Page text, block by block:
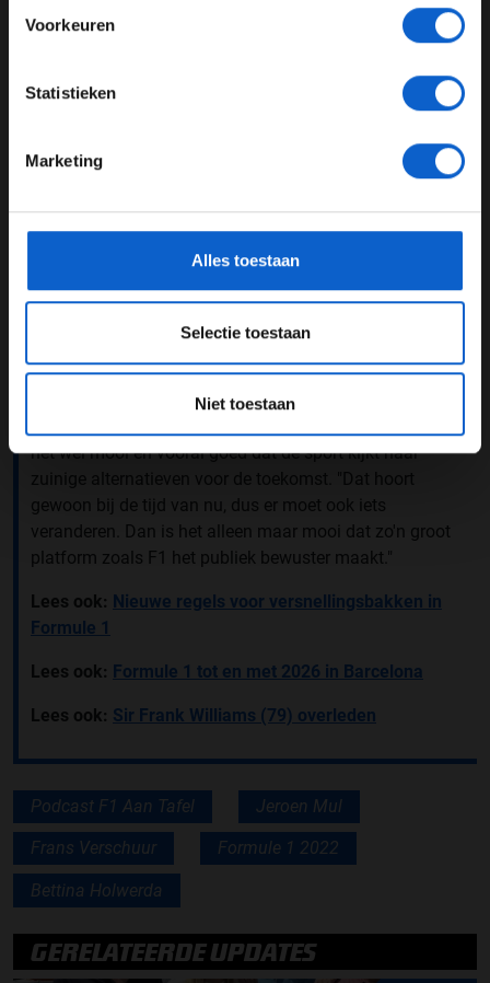
Voorkeuren
Statistieken
Marketing
Alles toestaan
Selectie toestaan
Niet toestaan
Foto: Pirelli (Zak Mauger / LAT Images)
Musicalster én groot Formule 1-fan Bettina Holwerda
heeft nog nooit stilgestaan bij het feit dat de Formule 1
het wel mooi en vooral goed dat de sport kijkt naar
zuinige alternatieven voor de toekomst. "Dat hoort
gewoon bij de tijd van nu, dus er moet ook iets
veranderen. Dan is het alleen maar mooi dat zo'n groot
platform zoals F1 het publiek bewuster maakt."
Lees ook: Nieuwe regels voor versnellingsbakken in
Formule 1
Lees ook: Formule 1 tot en met 2026 in Barcelona
Lees ook: Sir Frank Williams (79) overleden
Podcast F1 Aan Tafel Jeroen Mul
Frans Verschuur Formule 1 2022
Bettina Holwerda
GERELATEERDE UPDATES
gegevensgebruik en -bescherming.